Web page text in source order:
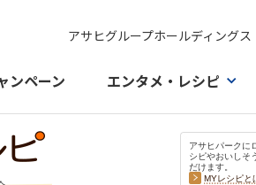
アサヒグループホールディングス
ンペーン エンタメ・レシピ
アサヒパークに
シピやおいしそ
だけます。
MYレシピと